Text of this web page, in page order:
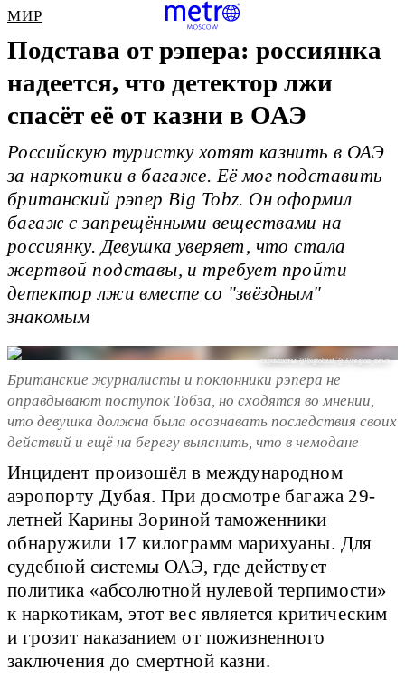
МИР
Подстава от рэпера: россиянка
надеется, что детектор лжи
спасёт её от казни в ОАЭ
Российскую туристку хотят казнить в ОАЭ
за наркотики в багаже. Её мог подставить
британский рэпер Big Tobz. Он оформил
багаж с запрещёнными веществами на
россиянку. Девушка уверяет, что стала
жертвой подставы, и требует пройти
детектор лжи вместе со "звёздным"
знакомым
скриншоты: @ bigtobzsf, @37region_news
Британские журналисты и поклонники рэпера не
оправдывают поступок Тобза, но сходятся во мнении,
что девушка должна была осознавать последствия своих
действий и ещё на берегу выяснить, что в чемодане
Инцидент произошёл в международном
аэропорту Дубая. При досмотре багажа 29-
летней Карины Зориной таможенники
обнаружили 17 килограмм марихуаны. Для
судебной системы ОАЭ, где действует
политика «абсолютной нулевой терпимости»
к наркотикам, этот вес является критическим
и грозит наказанием от пожизненного
заключения до смертной казни.